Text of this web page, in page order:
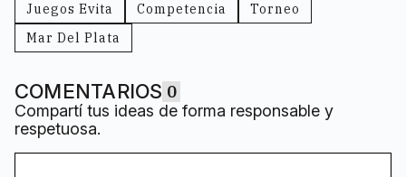
Juegos Evita Competencia
Torneo
Mar Del Plata
COMENTARIOS 0
Compartí tus ideas de forma responsable y
respetuosa.